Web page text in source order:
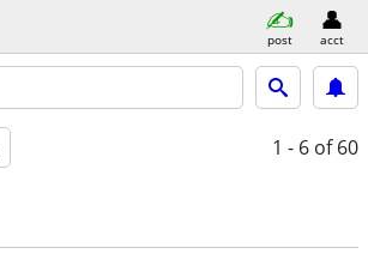
post acct
1 - 6 of 60